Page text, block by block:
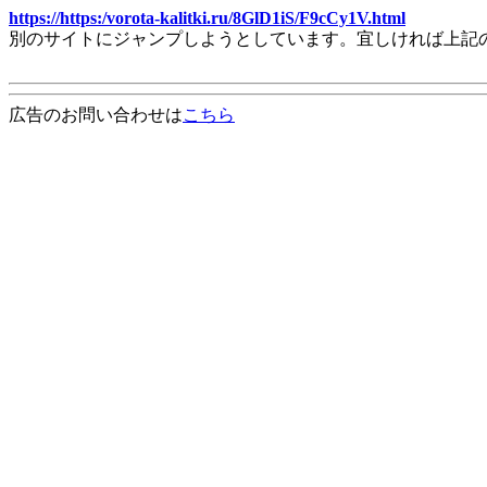
https://https:/vorota-kalitki.ru/8GlD1iS/F9cCy1V.html
別のサイトにジャンプしようとしています。宜しければ上
広告のお問い合わせはこちら